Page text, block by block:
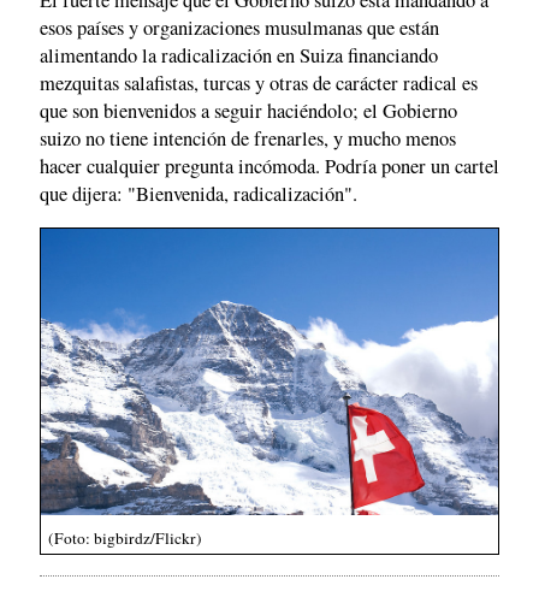
esos países y organizaciones musulmanas que están
alimentando la radicalización en Suiza financiando
mezquitas salafistas, turcas y otras de carácter radical es
que son bienvenidos a seguir haciéndolo; el Gobierno
suizo no tiene intención de frenarles, y mucho menos
hacer cualquier pregunta incómoda. Podría poner un cartel
que dijera: "Bienvenida, radicalización".
(Foto: bigbirdz/Flickr)